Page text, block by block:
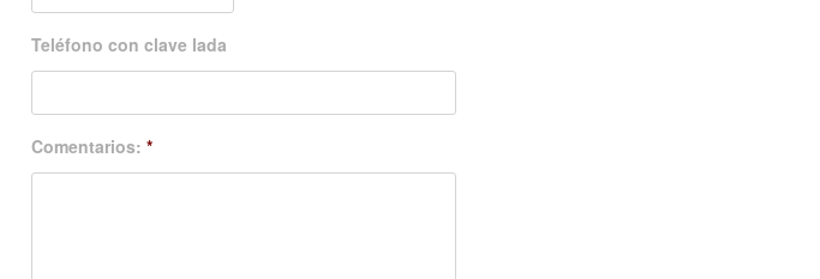
Teléfono con clave lada
Comentarios: *